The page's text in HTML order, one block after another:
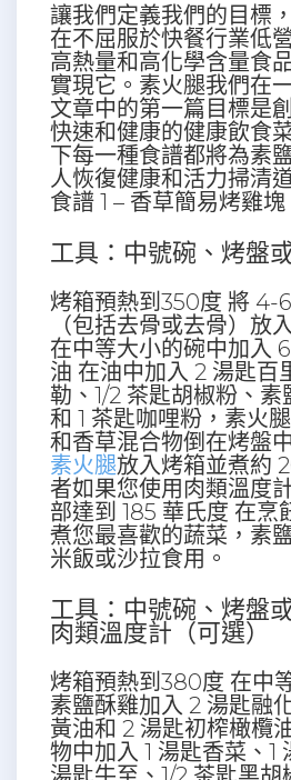
讓我們定義我們的目標
在不屈服於快餐行業低
高熱量和高化學含量食
實現它。素火腿我們在
文章中的第一篇目標是
快速和健康的健康飲食
下每一種食譜都將為素
人恢復健康和活力掃清
食譜 1 – 香草簡易烤雞塊
工具：中號碗、烤盤
烤箱預熱到350度 將 4-
（包括去骨或去骨）放
在中等大小的碗中加入
油 在油中加入 2 湯匙百
勒、1/2 茶匙胡椒粉、
和 1 茶匙咖哩粉，素火
和香草混合物倒在烤盤
素火腿放入烤箱並煮約
者如果您使用肉類溫度
部達到 185 華氏度 在烹
煮您最喜歡的蔬菜，素
米飯或沙拉食用。
工具：中號碗、烤盤
肉類溫度計（可選）
烤箱預熱到380度 在中
素鹽酥雞加入 2 湯匙融
黃油和 2 湯匙初榨橄欖
物中加入 1 湯匙香菜、1